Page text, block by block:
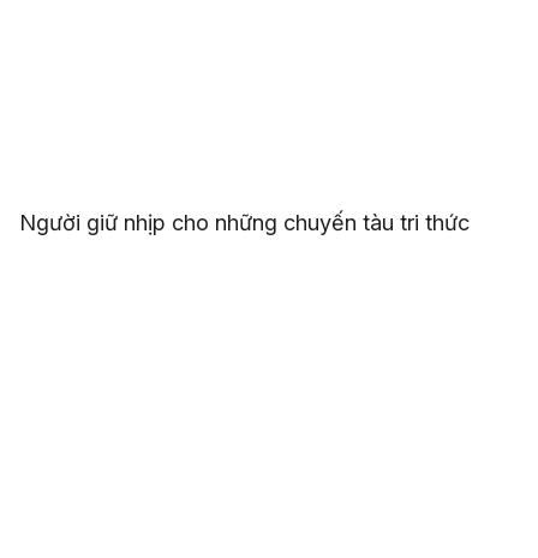
Người giữ nhịp cho những chuyến tàu tri thức